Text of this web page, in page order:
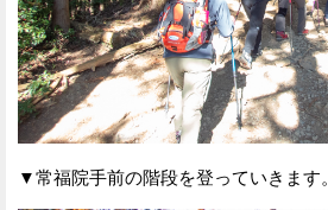
▼常福院手前の階段を登っていきます。